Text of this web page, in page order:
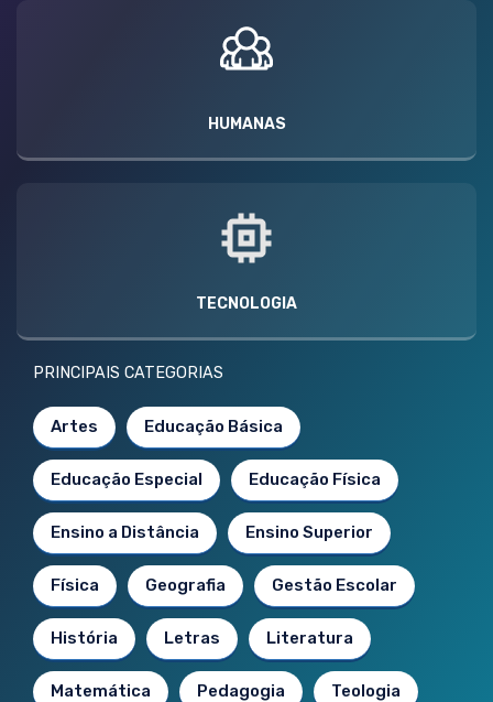
HUMANAS
TECNOLOGIA
PRINCIPAIS CATEGORIAS
Artes Educação Básica
Educação Especial Educação Física
Ensino a Distância Ensino Superior
Física Geografia Gestão Escolar
História Letras Literatura
Matemática Pedagogia Teologia